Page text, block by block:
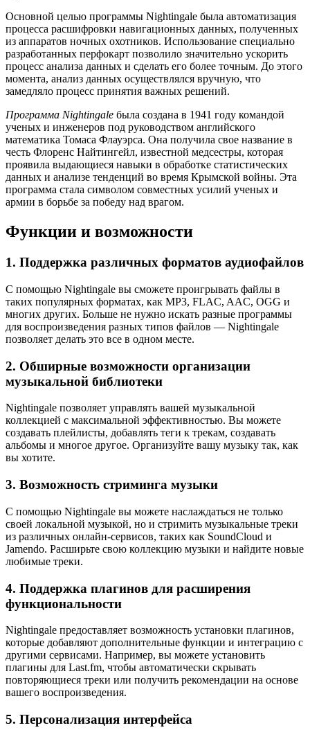
Основной целью программы Nightingale была автоматизация
процесса расшифровки навигационных данных, полученных
из аппаратов ночных охотников. Использование специально
разработанных перфокарт позволило значительно ускорить
процесс анализа данных и сделать его более точным. До этого
момента, анализ данных осуществлялся вручную, что
замедляло процесс принятия важных решений.
Программа Nightingale была создана в 1941 году командой
ученых и инженеров под руководством английского
математика Томаса Флауэрса. Она получила свое название в
честь Флоренс Найтингейл, известной медсестры, которая
проявила выдающиеся навыки в обработке статистических
данных и анализе тенденций во время Крымской войны. Эта
программа стала символом совместных усилий ученых и
армии в борьбе за победу над врагом.
Функции и возможности
1. Поддержка различных форматов аудиофайлов
С помощью Nightingale вы сможете проигрывать файлы в
таких популярных форматах, как MP3, FLAC, AAC, OGG и
многих других. Больше не нужно искать разные программы
для воспроизведения разных типов файлов — Nightingale
позволяет делать это все в одном месте.
2. Обширные возможности организации
музыкальной библиотеки
Nightingale позволяет управлять вашей музыкальной
коллекцией с максимальной эффективностью. Вы можете
создавать плейлисты, добавлять теги к трекам, создавать
альбомы и многое другое. Организуйте вашу музыку так, как
вы хотите.
3. Возможность стриминга музыки
С помощью Nightingale вы можете наслаждаться не только
своей локальной музыкой, но и стримить музыкальные треки
из различных онлайн-сервисов, таких как SoundCloud и
Jamendo. Расширьте свою коллекцию музыки и найдите новые
любимые треки.
4. Поддержка плагинов для расширения
функциональности
Nightingale предоставляет возможность установки плагинов,
которые добавляют дополнительные функции и интеграцию с
другими сервисами. Например, вы можете установить
плагины для Last.fm, чтобы автоматически скрывать
повторяющиеся треки или получить рекомендации на основе
вашего воспроизведения.
5. Персонализация интерфейса